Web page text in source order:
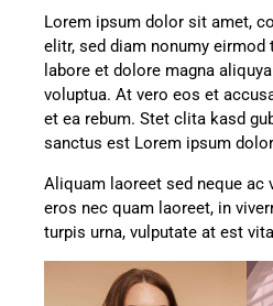
Lorem ipsum dolor sit amet,
elitr, sed diam nonumy eirmod
labore et dolore magna
voluptua. At vero eos et
et ea rebum. Stet clita kasd
sanctus est Lorem ipsum
Aliquam laoreet sed neque ac
eros nec quam laoreet, in
turpis urna, vulputate at est